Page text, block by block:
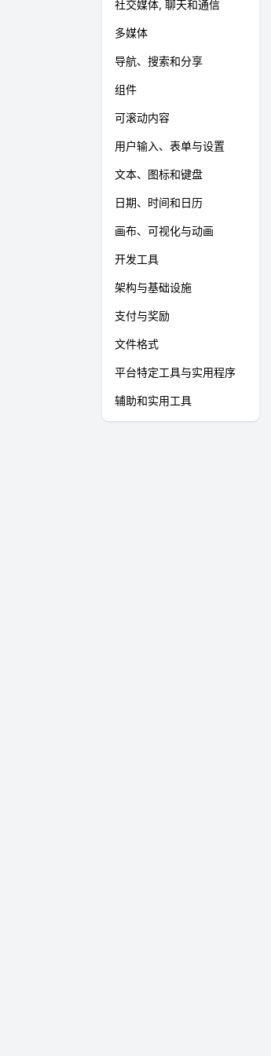
社交媒体, 聊天和通信
多媒体
导航、搜索和分享
组件
可滚动内容
用户输入、表单与设置
文本、图标和键盘
日期、时间和日历
画布、可视化与动画
开发工具
架构与基础设施
支付与奖励
文件格式
平台特定工具与实用程序
辅助和实用工具